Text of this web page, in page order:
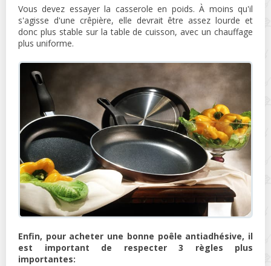
Vous devez essayer la casserole en poids. À moins qu'il
s'agisse d'une crêpière, elle devrait être assez lourde et
donc plus stable sur la table de cuisson, avec un chauffage
plus uniforme.
Enfin, pour acheter une bonne poêle antiadhésive, il
est important de respecter 3 règles plus
importantes: